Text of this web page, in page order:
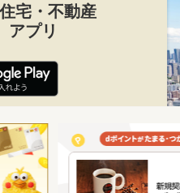
宅・不動産
アプリ